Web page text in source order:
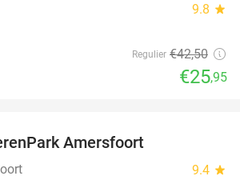
9.8 star
Regulier €42,50
€25,95
Amersfoort
9.4 star